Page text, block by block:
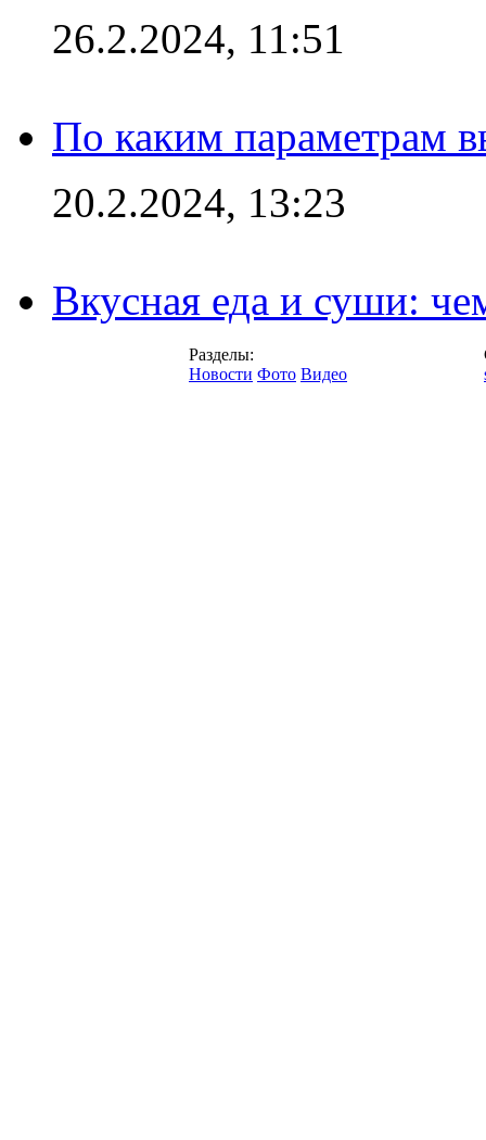
26.2.2024, 11:51
По каким параметрам
20.2.2024, 13:23
Вкусная еда и суши:
Разделы:
Новости Фото Видео